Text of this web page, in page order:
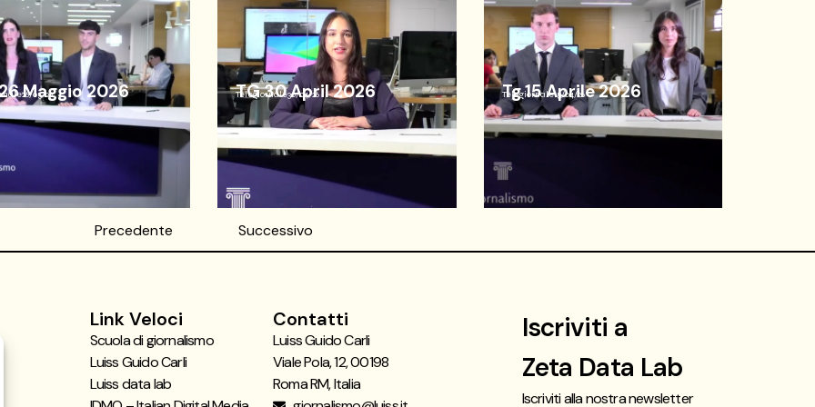
Maggio 2026
26/05/26 TG 30 April 2026
Telegiornale30/04/26 Tg 15 Aprile 2026
Telegiornale15/04/26
Precedente Successivo
Link Veloci
Scuola di giornalismo
Luiss Guido Carli
Luiss data lab
Contatti
Luiss Guido Carli
Viale Pola, 12, 00198
Roma RM, Italia
Iscriviti a
Zeta Data Lab
Iscriviti alla nostra newsletter